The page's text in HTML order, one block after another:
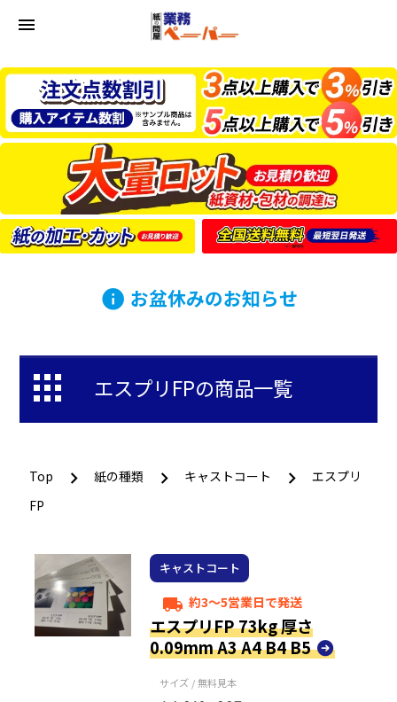
menu
info お盆休みのお知らせ
エスプリFPの商品一覧
Top 紙の種類 キャストコート
エスプリ
FP
キャストコート
local_shipping 約3～5営業日で発送
エスプリFP 73kg 厚さ
0.09mm A3 A4 B4 B5
サイズ / 無料見本